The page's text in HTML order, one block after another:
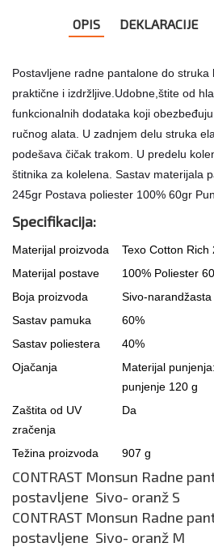
OPIS DEKLARACIJE
Postavljene radne pantalone do struka
praktične i izdržljive.Udobne,štite od
funkcionalnih dodataka koji
ručnog alata. U zadnjem delu struka
podešava čičak trakom. U predelu
štitnika za kolelena. Sastav materijala
245gr Postava poliester 100% 60gr
Specifikacija:
Materijal proizvoda
Texo Cotton Rich
Materijal postave
100% Poliester
Boja proizvoda
Sivo-narandžasta
Sastav pamuka
60%
Sastav poliestera
40%
Ojačanja
Materijal
punjenje 120 g
Zaštita od UV
zračenja
Da
Težina proizvoda 907 g
CONTRAST Monsun Radne
postavljene Sivo- oranž S
CONTRAST Monsun Radne
postavljene Sivo- oranž M